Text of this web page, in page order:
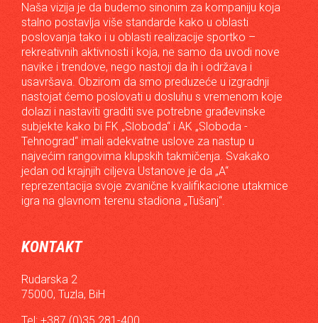
Naša vizija je da budemo sinonim za kompaniju koja
stalno postavlja više standarde kako u oblasti
poslovanja tako i u oblasti realizacije sportko –
rekreativnih aktivnosti i koja, ne samo da uvodi nove
navike i trendove, nego nastoji da ih i održava i
usavršava. Obzirom da smo preduzeće u izgradnji
nastojat ćemo poslovati u dosluhu s vremenom koje
dolazi i nastaviti graditi sve potrebne građevinske
subjekte kako bi FK „Sloboda“ i AK „Sloboda -
Tehnograd“ imali adekvatne uslove za nastup u
najvećim rangovima klupskih takmičenja. Svakako
jedan od krajnjih ciljeva Ustanove je da „A“
reprezentacija svoje zvanične kvalifikacione utakmice
igra na glavnom terenu stadiona „Tušanj“.
KONTAKT
Rudarska 2
75000, Tuzla, BiH